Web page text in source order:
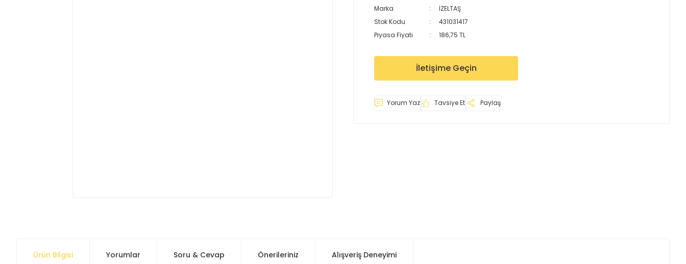
Marka
İZELTAŞ
Stok Kodu
431031417
Piyasa Fiyatı
186,75 TL
İletişime Geçin
Yorum Yaz Tavsiye Et Paylaş
Ürün Bilgisi Yorumlar Soru & Cevap Önerileriniz Alışveriş Deneyimi